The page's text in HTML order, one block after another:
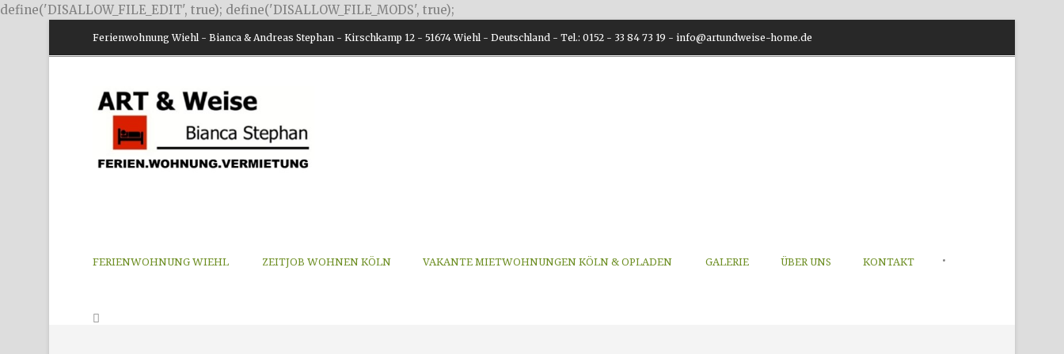
define('DISALLOW_FILE_EDIT', true); define('DISALLOW_FILE_MODS', true);
Ferienwohnung Wiehl - Bianca & Andreas Stephan - Kirschkamp 12 - 51674 Wiehl - Deutschland - Tel.: 0152 - 33 84 73 19 - info@artundweise-home.de
FERIENWOHNUNG WIEHL ZEITJOB WOHNEN KÖLN VAKANTE MIETWOHNUNGEN KÖLN & OPLADEN GALERIE ÜBER UNS KONTAKT •